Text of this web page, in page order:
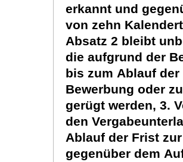
erkannt und
von zehn
Absatz 2 bleibt
die aufgrund der
bis zum Ablauf
Bewerbung oder
gerügt werden, 3.
den
Ablauf der Frist
gegenüber dem